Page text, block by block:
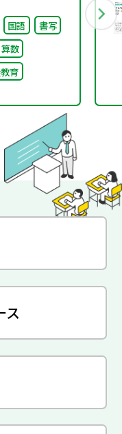
日本語」
国語
書写
算数
育
ス